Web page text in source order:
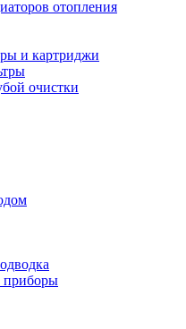
отопления
и картриджи
очистки
приборы